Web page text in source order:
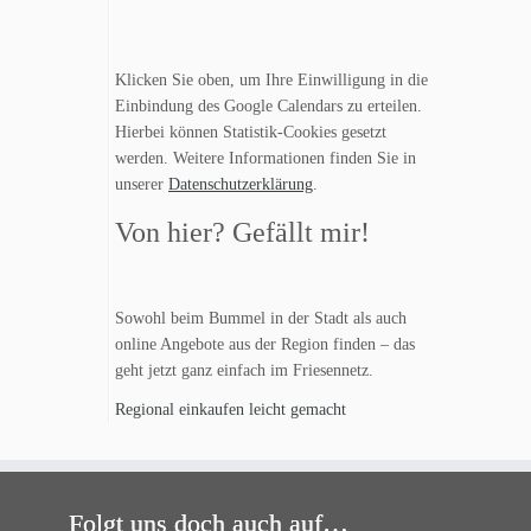
Klicken Sie oben, um Ihre Einwilligung in die
Einbindung des Google Calendars zu erteilen.
Hierbei können Statistik-Cookies gesetzt
werden. Weitere Informationen finden Sie in
unserer Datenschutzerklärung.
Von hier? Gefällt mir!
Sowohl beim Bummel in der Stadt als auch
online Angebote aus der Region finden – das
geht jetzt ganz einfach im Friesennetz.
Regional einkaufen leicht gemacht
Folgt uns doch auch auf…